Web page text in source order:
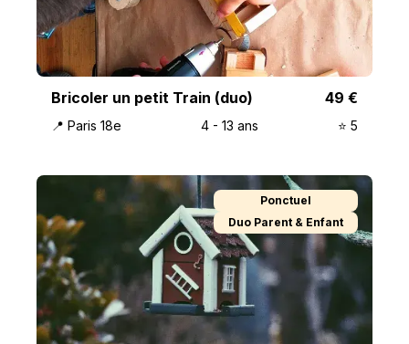
Bricoler un petit Train (duo) 49 €
📍 Paris 18e 4 - 13 ans ⭐️ 5
Ponctuel
Duo Parent & Enfant